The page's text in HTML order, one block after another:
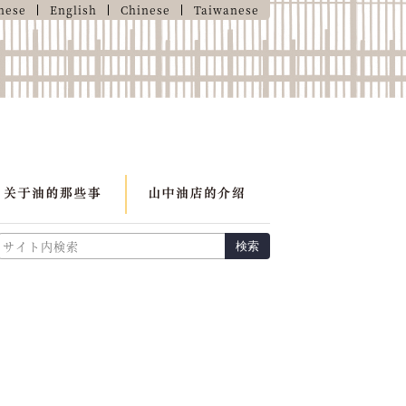
English Chinese Taiwanese
検索